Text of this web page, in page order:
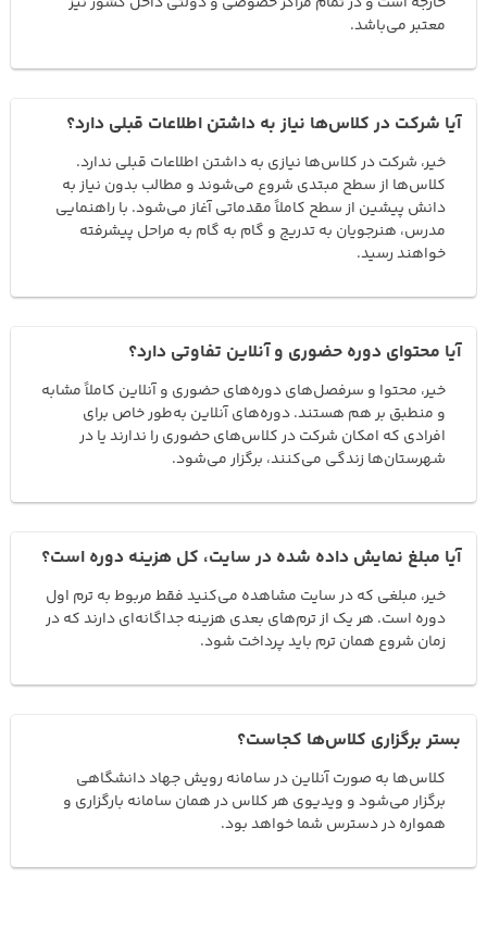
معتبر می‌باشد.
آیا شرکت در کلاس‌ها نیاز به داشتن اطلاعات قبلی دارد؟
خیر، شرکت در کلاس‌ها نیازی به داشتن اطلاعات قبلی ندارد.
کلاس‌ها از سطح مبتدی شروع می‌شوند و مطالب بدون نیاز به
دانش پیشین از سطح کاملاً مقدماتی آغاز می‌شود. با راهنمایی
مدرس، هنرجویان به تدریج و گام به گام به مراحل پیشرفته
خواهند رسید.
آیا محتوای دوره حضوری و آنلاین تفاوتی دارد؟
خیر، محتوا و سرفصل‌های دوره‌های حضوری و آنلاین کاملاً مشابه
و منطبق بر هم هستند. دوره‌های آنلاین به‌طور خاص برای
افرادی که امکان شرکت در کلاس‌های حضوری را ندارند یا در
شهرستان‌ها زندگی می‌کنند، برگزار می‌شود.
آیا مبلغ نمایش داده شده در سایت، کل هزینه دوره است؟
خیر، مبلغی که در سایت مشاهده می‌کنید فقط مربوط به ترم اول
دوره است. هر یک از ترم‌های بعدی هزینه جداگانه‌ای دارند که در
زمان شروع همان ترم باید پرداخت شود.
بستر برگزاری کلاس‌ها کجاست؟
کلاس‌ها به صورت آنلاین در سامانه رویش جهاد دانشگاهی
برگزار می‌شود و ویدیوی هر کلاس در همان سامانه بارگزاری و
همواره در دسترس شما خواهد بود.